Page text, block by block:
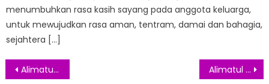
menumbuhkan rasa kasih sayang pada anggota keluarga,
untuk mewujudkan rasa aman, tentram, damai dan bahagia,
sejahtera […]
Navigasi
Alimatul Qibtiyah: Masih Banyak Ketidaksetaraan Gender di Indonesia Alimatul Qibtiyah dan Suara Dakwah Keadilan Gender